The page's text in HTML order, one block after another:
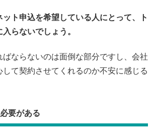
ット申込を希望している人にとって、ト
らないでしょう。
ばならないのは面倒な部分ですし、会社
して契約させてくれるのか不安に感じる
要がある